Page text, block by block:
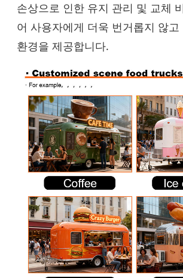
손상으로 인한 유지 관리 및 교체
어 사용자에게 더욱 번거롭지 않
환경을 제공합니다.